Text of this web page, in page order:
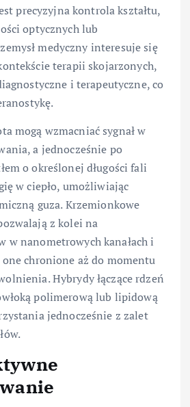
precyzyjna kontrola kształtu,
optycznych lub
medyczny interesuje się
terapii skojarzonych,
i terapeutyczne, co
mogą wzmacniać sygnał w
a jednocześnie po
o określonej długości fali
w ciepło, umożliwiając
guza. Krzemionkowe
z kolei na
w nanometrowych kanałach i
one chronione aż do momentu
Hybrydy łączące rdzeń
polimerową lub lipidową
jednocześnie z zalet